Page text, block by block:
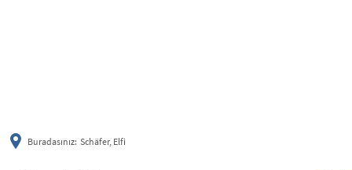
Buradasınız: Schäfer, Elfi